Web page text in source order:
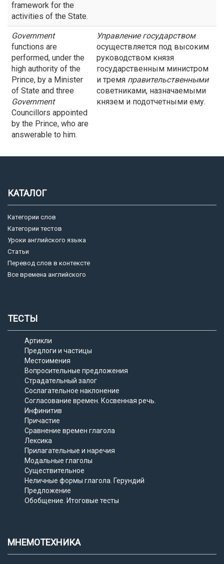
framework for the
activities of the State.
Government
functions are
performed, under the
high authority of the
Prince, by a Minister
of State and three
Government
Councillors appointed
by the Prince, who are
answerable to him.
Управление государством
осуществляется под высоким
руководством князя
государственным министром
и тремя правительственными
советниками, назначаемыми
князем и подотчетными ему.
КАТАЛОГ
Категории слов
Категории тестов
Уроки английского языка
Статьи
Перевод слов в контексте
Все времена английского
ТЕСТЫ
Артикли
Предлоги и частицы
Местоимения
Вопросительные предложения
Страдательный залог
Сослагательное наклонение
Согласование времен. Косвенная речь.
Инфинитив
Причастие
Сравнение времен глагола
Лексика
Прилагательные и наречия
Модальные глаголы
Существительное
Неличные формы глагола. Герундий
Предложение
Обобщение. Итоговые тесты
МНЕМОТЕХНИКА